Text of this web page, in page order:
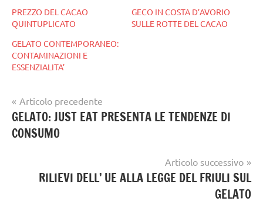
PREZZO DEL CACAO
QUINTUPLICATO
GECO IN COSTA D’AVORIO
SULLE ROTTE DEL CACAO
GELATO CONTEMPORANEO:
CONTAMINAZIONI E
ESSENZIALITA’
gelatieri
gelataio
gelato
Navigazione
articoli
Articolo precedente
GELATO: JUST EAT PRESENTA LE TENDENZE DI
CONSUMO
Articolo successivo
RILIEVI DELL’ UE ALLA LEGGE DEL FRIULI SUL
GELATO